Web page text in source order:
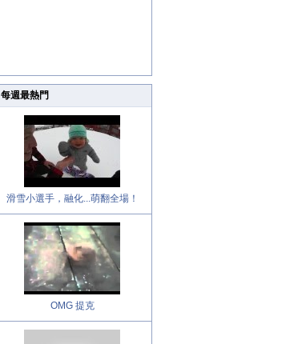
每週最熱門
滑雪小選手，融化...萌翻全場！
OMG 提克